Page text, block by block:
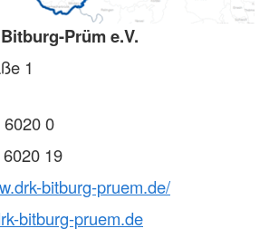
Prüm e.V.
1
0
19
bitburg-pruem.de/
bitburg-pruem.de